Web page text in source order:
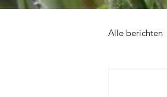
Alle berichten